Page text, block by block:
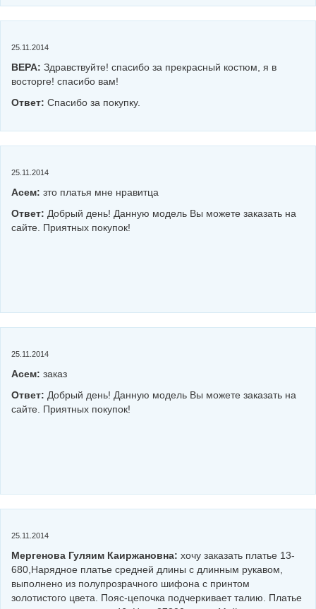
25.11.2014
ВЕРА: Здравствуйте! спасибо за прекрасный костюм, я в
восторге! спасибо вам!
Ответ: Спасибо за покупку.
25.11.2014
Асем: зто платья мне нравитца
Ответ: Добрый день! Данную модель Вы можете заказать на
сайте. Приятных покупок!
25.11.2014
Асем: заказ
Ответ: Добрый день! Данную модель Вы можете заказать на
сайте. Приятных покупок!
25.11.2014
Мергенова Гуляим Каиржановна: хочу заказать платье 13-
680,Нарядное платье средней длины с длинным рукавом,
выполнено из полупрозрачного шифона с принтом
золотистого цвета. Пояс-цепочка подчеркивает талию. Платье